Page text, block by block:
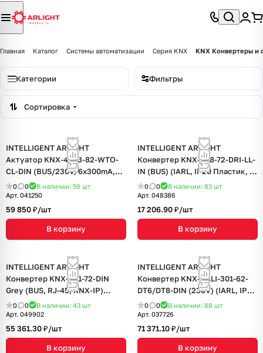
Главная Каталог Системы автоматизации Серия KNX KNX Конвертеры и
Категории Фильтры
Сортировка
INTELLIGENT ARLIGHT
Актуатор KNX-4063-82-WTO-
CL-DIN (BUS/230V, 6x300mA,
KNX Secure) (IARL, IP20
Пластик, 2 года)
0 0 В наличии: 59 шт
Арт. 041250
59 850 ₽/шт
В корзину
INTELLIGENT ARLIGHT
Конвертер KNX-308-72-DRI-LL-
IN (BUS) (IARL, IP20 Пластик, 2
года)
0 0 В наличии: 83 шт
Арт. 048386
17 206.90 ₽/шт
В корзину
INTELLIGENT ARLIGHT
Конвертер KNX-301-72-DIN
Grey (BUS, RJ-45, KNX-IP)
(IARL, IP20 Пластик, 2 года)
0 0 В наличии: 43 шт
Арт. 049902
55 361.30 ₽/шт
В корзину
INTELLIGENT ARLIGHT
Конвертер KNX-DALI-301-62-
DT6/DT8-DIN (230V) (IARL, IP20
Пластик, 3 года)
0 0 В наличии: 88 шт
Арт. 037726
71 371.10 ₽/шт
В корзину